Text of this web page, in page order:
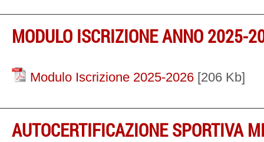
MODULO ISCRIZIONE ANNO 2025-
Modulo Iscrizione 2025-2026 [206 Kb]
AUTOCERTIFICAZIONE SPORTIVA